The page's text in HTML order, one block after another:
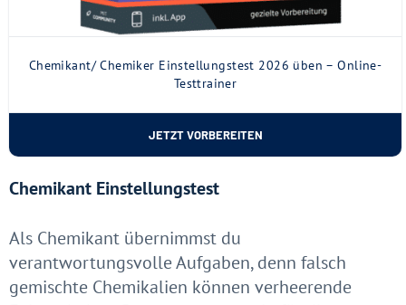
Chemikant/ Chemiker Einstellungstest 2026 üben – Online-
Testtrainer
JETZT VORBEREITEN
Chemikant Einstellungstest
Als Chemikant übernimmst du
verantwortungsvolle Aufgaben, denn falsch
gemischte Chemikalien können verheerende